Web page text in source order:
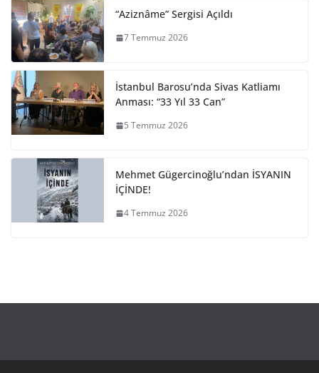
“Aziznâme” Sergisi Açıldı
7 Temmuz 2026
İstanbul Barosu’nda Sivas Katliamı
Anması: “33 Yıl 33 Can”
5 Temmuz 2026
Mehmet Gügercinoğlu’ndan İSYANIN
İÇİNDE!
4 Temmuz 2026